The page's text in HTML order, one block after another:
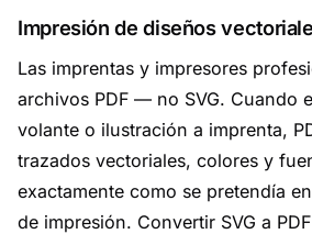
Impresión de diseños
Las imprentas y impresores
archivos PDF — no SVG. Cuando
volante o ilustración a imprenta,
trazados vectoriales, colores y
exactamente como se pretendía
de impresión. Convertir SVG a